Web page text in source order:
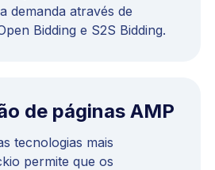
demanda através de
Bidding e S2S Bidding.
de páginas AMP
tecnologias mais
permite que os